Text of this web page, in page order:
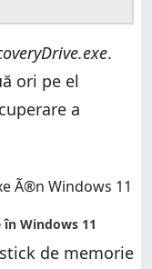
.
ori pe el
a
de memorie